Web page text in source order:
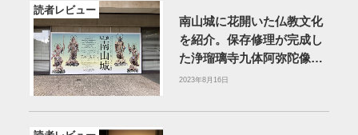
読者レビュー
南山城に花開いた仏教文化
を紹介。保存修理が完成し
た浄瑠璃寺九体阿弥陀像も
展示【読者レビュー】
2023年8月16日